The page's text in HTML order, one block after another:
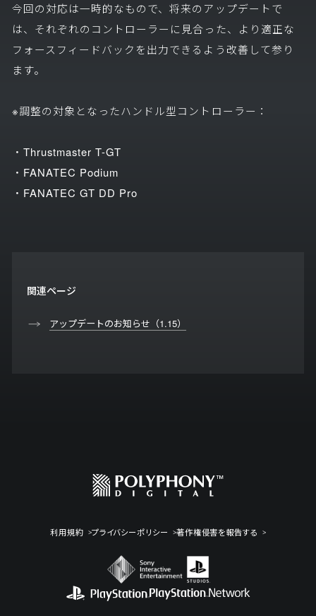
今回の対応は一時的なもので、将来のアップデートで
は、それぞれのコントローラーに見合った、より適正な
フォースフィードバックを出力できるよう改善して参り
ます。
※調整の対象となったハンドル型コントローラー：
・Thrustmaster T-GT
・FANATEC Podium
・FANATEC GT DD Pro
関連ページ
アップデートのお知らせ（1.15）
利用規約 プライバシーポリシー 著作権侵害を報告する